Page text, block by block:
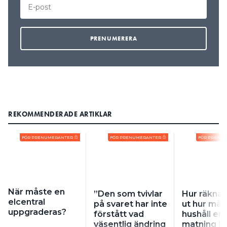
REKOMMENDERADE ARTIKLAR
FÖR PRENUMERANTER
När måste en
elcentral
uppgraderas?
FÖR PRENUMERANTER
”Den som tvivlar
på svaret har inte
förstått vad
väsentlig ändring
FÖR
Hur
ut hur
hushåll en
matning